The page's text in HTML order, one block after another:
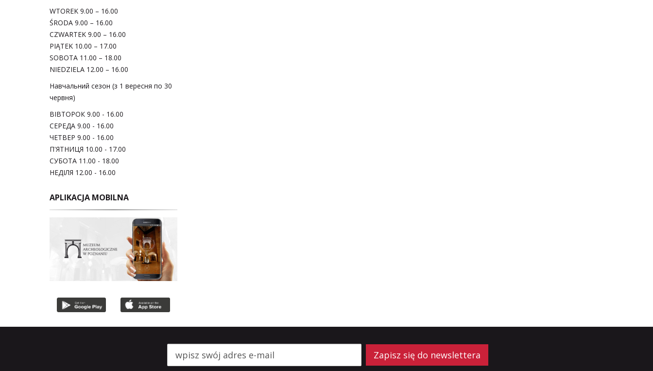
WTOREK 9.00 – 16.00
ŚRODA 9.00 – 16.00
CZWARTEK 9.00 – 16.00
PIĄTEK 10.00 – 17.00
SOBOTA 11.00 – 18.00
NIEDZIELA 12.00 – 16.00
Навчальний сезон (з 1 вересня по 30
червня)
ВІВТОРОК 9.00 - 16.00
СЕРЕДА 9.00 - 16.00
ЧЕТВЕР 9.00 - 16.00
П'ЯТНИЦЯ 10.00 - 17.00
СУБОТА 11.00 - 18.00
НЕДІЛЯ 12.00 - 16.00
APLIKACJA MOBILNA
Zapisz się do newslettera